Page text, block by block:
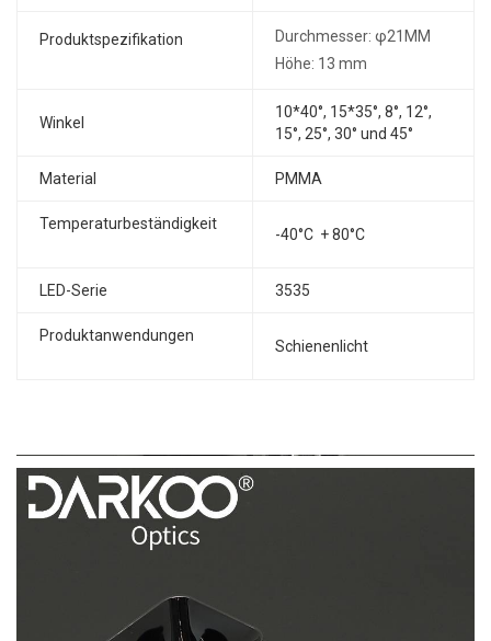
Produktspezifikation
Durchmesser: φ21MM
Höhe: 13 mm
Winkel
10*40°, 15*35°, 8°, 12°,
15°, 25°, 30° und 45°
Material PMMA
Temperaturbeständigkeit
-40°C + 80°C
LED-Serie 3535
Produktanwendungen
Schienenlicht